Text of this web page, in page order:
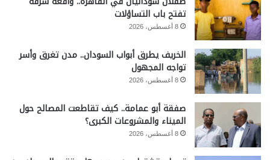
تفتح باب التساؤلات
8 أغسطس، 2026
الخريف يطرق أبواب السودان.. مدن تغرق وأسر
تواجه المجهول
8 أغسطس، 2026
صفقة أبو عمامة.. كيف تقاطعت المصالح حول
الميناء والمشروعات الكبرى؟
8 أغسطس، 2026